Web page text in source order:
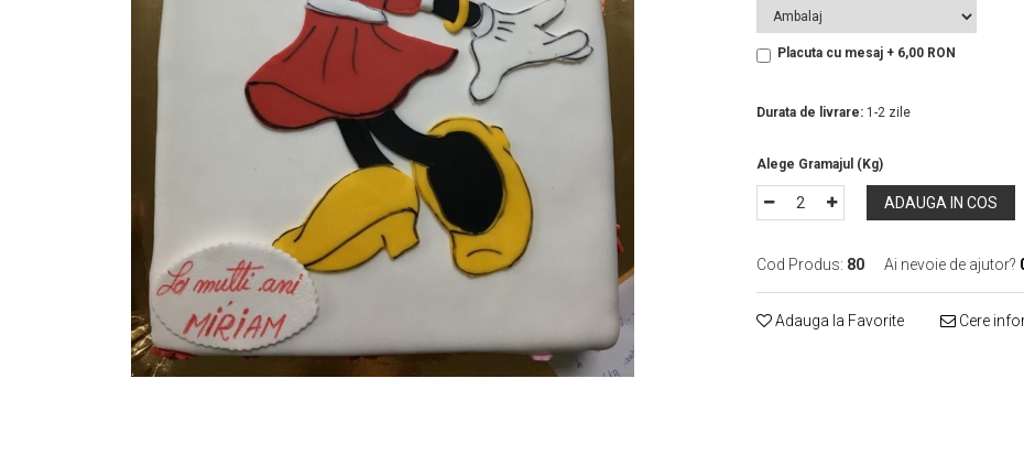
Placuta cu mesaj + 6,00 RON
Durata de livrare: 1-2 zile
ADAUGA IN COS
Cod Produs: 80 Ai nevoie de ajutor?
Adauga la Favorite Cere